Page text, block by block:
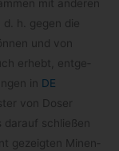
mit ande­ren
h. gegen die
und von
erhebt, ent­ge­
in DE
von Doser
dar­auf schlie­ßen
gezeig­ten Minen­